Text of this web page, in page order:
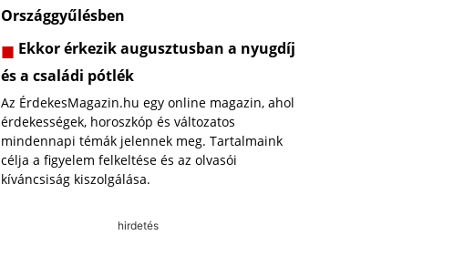
Országgyűlésben
Ekkor érkezik augusztusban a nyugdíj
és a családi pótlék
Az ÉrdekesMagazin.hu egy online magazin, ahol
érdekességek, horoszkóp és változatos
mindennapi témák jelennek meg. Tartalmaink
célja a figyelem felkeltése és az olvasói
kíváncsiság kiszolgálása.
hirdetés